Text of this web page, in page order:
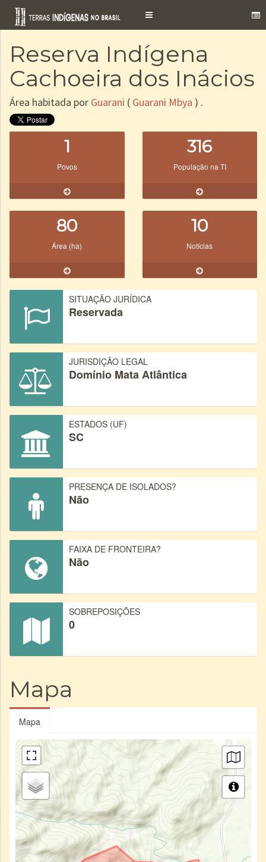
Toggle
Reserva Indígena
Cachoeira dos Inácios
Área habitada por Guarani ( Guarani Mbya ) .
1
Povos
316
População na TI
80
Área (ha)
10
Notícias
SITUAÇÃO JURÍDICA
Reservada
JURISDIÇÃO LEGAL
Domínio Mata Atlântica
ESTADOS (UF)
SC
PRESENÇA DE ISOLADOS?
Não
FAIXA DE FRONTEIRA?
Não
SOBREPOSIÇÕES
0
Mapa
Mapa